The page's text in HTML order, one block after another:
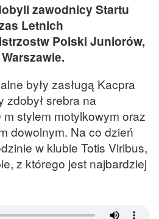
zawodnicy Startu
Letnich
Polski Juniorów,
były zasługą Kacpra
zdobył srebra na
stylem motylkowym oraz
dowolnym. Na co dzień
w klubie Totis Viribus,
z którego jest najbardziej